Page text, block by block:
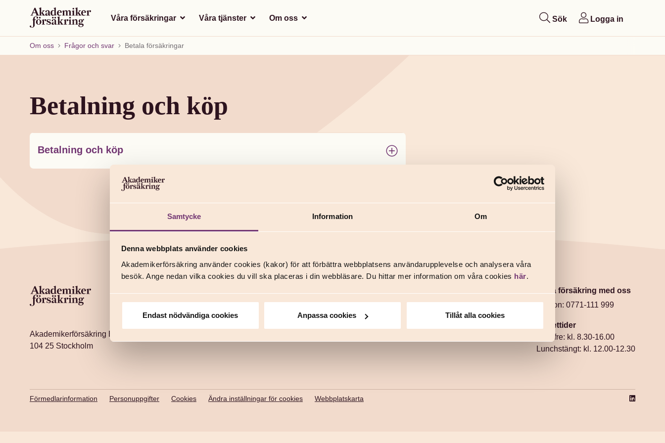
Samtycke Information Om
Denna webbplats använder cookies
Akademikerförsäkring använder cookies (kakor) för att förbättra webbplatsens användarupplevelse och analysera våra
besök. Ange nedan vilka cookies du vill ska placeras i din webbläsare. Du hittar mer information om våra cookies här.
Endast nödvändiga cookies Anpassa cookies Tillåt alla cookies
Våra försäkringar Våra tjänster Om oss Sök Logga in
Om oss Frågor och svar Betala försäkringar
Betalning och köp
Betalning och köp
Akademikerförsäkring Box 30120
104 25 Stockholm
Anmäl en skada
Frågor och svar
Våra försäkringar
Våra fackförbund
Prata försäkring med oss
Telefon: 0771-111 999
Öppettider
Mån-fre: kl. 8.30-16.00
Lunchstängt: kl. 12.00-12.30
Förmedlarinformation Personuppgifter Cookies Ändra inställningar för cookies Webbplatskarta